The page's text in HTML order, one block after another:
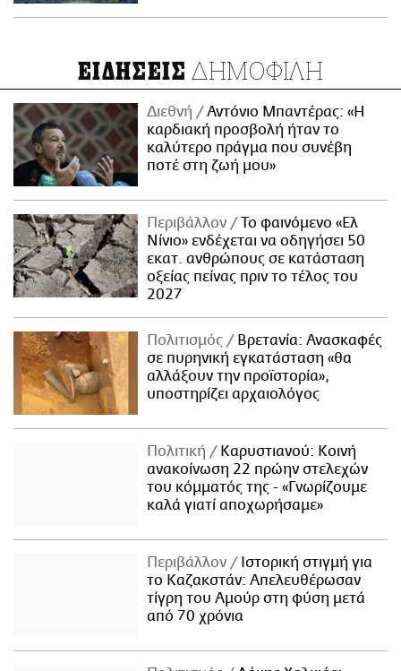
ΕΙΔΗΣΕΙΣ ΔΗΜΟΦΙΛΗ
Διεθνή
Αντόνιο Μπαντέρας: «Η
καρδιακή προσβολή ήταν το
καλύτερο πράγμα που συνέβη
ποτέ στη ζωή μου»
Περιβάλλον
Το φαινόμενο «Ελ
Νίνιο» ενδέχεται να οδηγήσει 50
εκατ. ανθρώπους σε κατάσταση
οξείας πείνας πριν το τέλος του
2027
Πολιτισμός
Βρετανία: Ανασκαφές
σε πυρηνική εγκατάσταση «θα
αλλάξουν την προϊστορία»,
υποστηρίζει αρχαιολόγος
Πολιτική
Καρυστιανού: Κοινή
ανακοίνωση 22 πρώην στελεχών
του κόμματός της - «Γνωρίζουμε
καλά γιατί αποχωρήσαμε»
Περιβάλλον
Ιστορική στιγμή για
το Καζακστάν: Απελευθέρωσαν
τίγρη του Αμούρ στη φύση μετά
από 70 χρόνια